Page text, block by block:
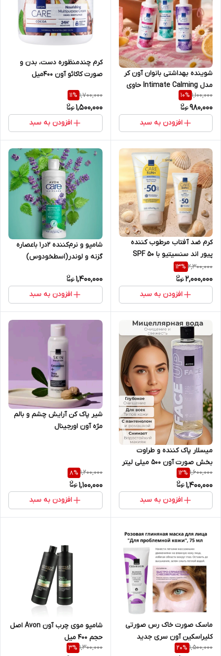
شوینده بهداشتی بانوان آون کر
مدل Intimate Calming حاوی
بابونه و ویتامین E اورجینال
1,100,000
10%
980,000
افزودن به سبد
کرم چندمنظوره دست، بدن و
صورت کاکائو آون 400میل
1,700,000
11%
1,500,000
افزودن به سبد
کرم ضد آفتاب مرطوب کننده
پیور اند سنسیتیو با SPF 50
پوست های حساس آون اورجینال
2,300,000
13%
2,000,000
افزودن به سبد
شامپو و نرم‌کننده ۲در۱ باعصاره
گزنه و لوندر(اسطخودوس)
1,400,000
افزودن به سبد
میسلار پاک کننده و طراوت
بخش صورت آون 500 میلی لیتر
اورجینال
1,600,000
12%
1,400,000
افزودن به سبد
شیر پاک کن آرایش چشم و بالم
مژه آون اورجینال
1,200,000
8%
1,100,000
افزودن به سبد
ماسک صورت خاک رس صورتی
کلیراسکین آون سری جدید
اورجینال
1,500,000
20%
شامپو موی چرب آون Avon اصل
حجم 400 میل
1,300,000
3%